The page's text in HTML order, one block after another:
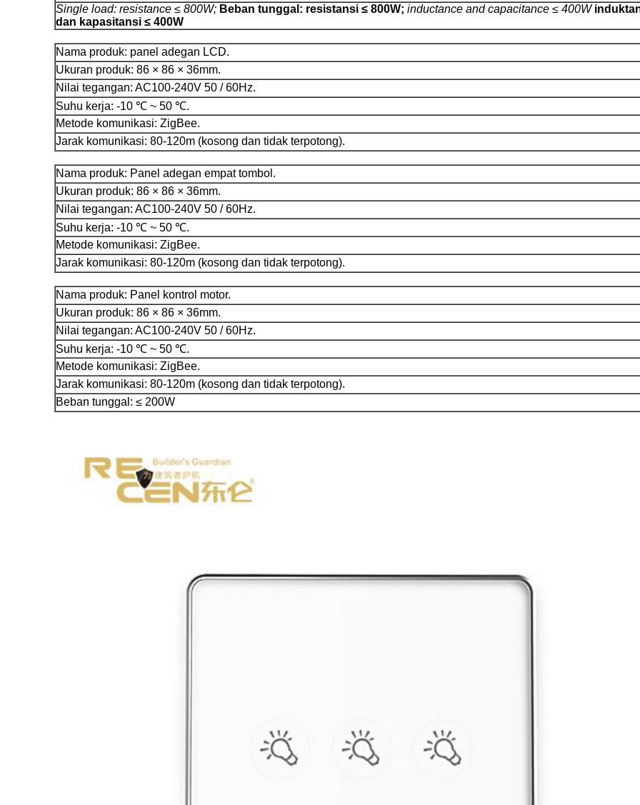
Single load: resistance ≤ 800W; Beban tunggal: resistansi ≤ 800W; inductance and capacitance ≤ 400W
dan kapasitansi ≤ 400W
Nama produk: panel adegan LCD.
Ukuran produk: 86 × 86 × 36mm.
Nilai tegangan: AC100-240V 50 / 60Hz.
Suhu kerja: -10 ℃ ~ 50 ℃.
Metode komunikasi: ZigBee.
Jarak komunikasi: 80-120m (kosong dan tidak terpotong).
Nama produk: Panel adegan empat tombol.
Ukuran produk: 86 × 86 × 36mm.
Nilai tegangan: AC100-240V 50 / 60Hz.
Suhu kerja: -10 ℃ ~ 50 ℃.
Metode komunikasi: ZigBee.
Jarak komunikasi: 80-120m (kosong dan tidak terpotong).
Nama produk: Panel kontrol motor.
Ukuran produk: 86 × 86 × 36mm.
Nilai tegangan: AC100-240V 50 / 60Hz.
Suhu kerja: -10 ℃ ~ 50 ℃.
Metode komunikasi: ZigBee.
Jarak komunikasi: 80-120m (kosong dan tidak terpotong).
Beban tunggal: ≤ 200W